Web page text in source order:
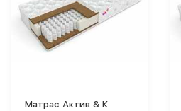
Матрас Актив & К